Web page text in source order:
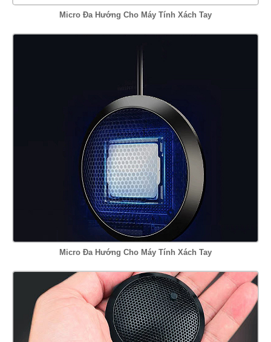
Micro Đa Hướng Cho Máy Tính Xách Tay
Micro Đa Hướng Cho Máy Tính Xách Tay